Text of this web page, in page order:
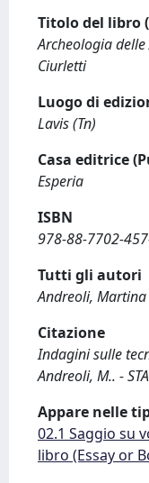
Titolo del libro
Archeologia
Ciurletti
Luogo di
Lavis (Tn)
Casa editrice
Esperia
ISBN
978-88-7702-
Tutti gli autori
Andreoli, Martina
Citazione
Indagini sulle
Andreoli, M.. -
Appare nelle
02.1 Saggio su
libro (Essay or